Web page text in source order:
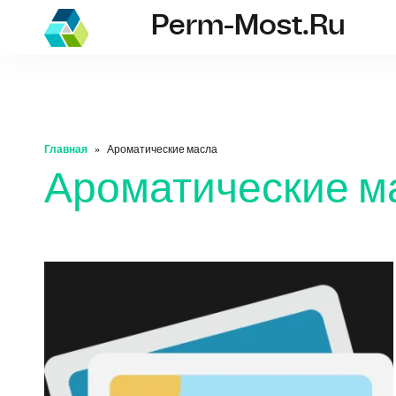
perm-most.ru
Perm-Most.ru
Главная Ароматические масла
Ароматические